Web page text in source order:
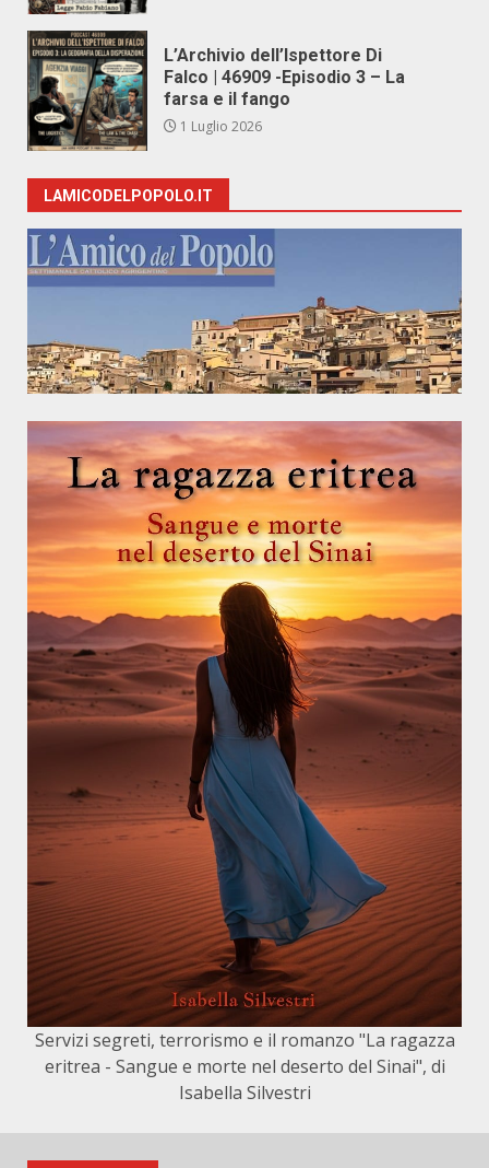
L’Archivio dell’Ispettore Di
Falco | 46909 -Episodio 3 – La
farsa e il fango
1 Luglio 2026
LAMICODELPOPOLO.IT
Servizi segreti, terrorismo e il romanzo "La ragazza
eritrea - Sangue e morte nel deserto del Sinai", di
Isabella Silvestri